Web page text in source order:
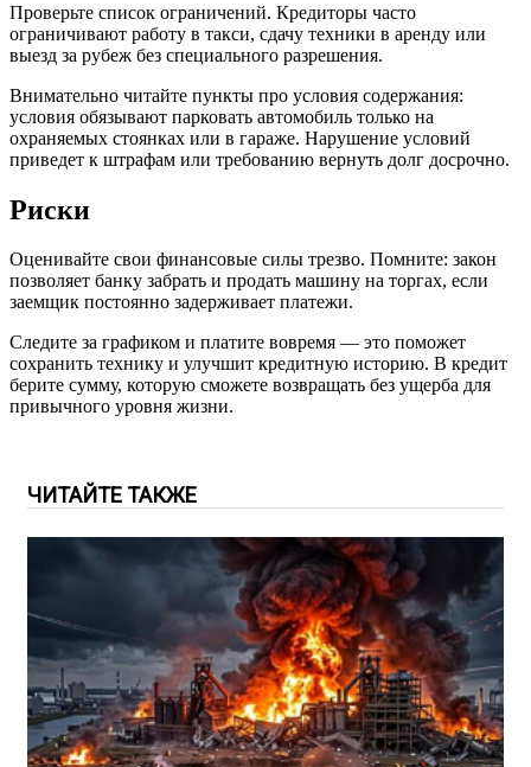
Проверьте список ограничений. Кредиторы часто
ограничивают работу в такси, сдачу техники в аренду или
выезд за рубеж без специального разрешения.
Внимательно читайте пункты про условия содержания:
условия обязывают парковать автомобиль только на
охраняемых стоянках или в гараже. Нарушение условий
приведет к штрафам или требованию вернуть долг досрочно.
Риски
Оценивайте свои финансовые силы трезво. Помните: закон
позволяет банку забрать и продать машину на торгах, если
заемщик постоянно задерживает платежи.
Следите за графиком и платите вовремя — это поможет
сохранить технику и улучшит кредитную историю. В кредит
берите сумму, которую сможете возвращать без ущерба для
привычного уровня жизни.
ЧИТАЙТЕ ТАКЖЕ